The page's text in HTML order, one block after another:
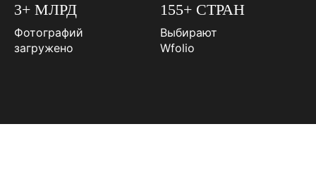
3+ МЛРД
Фотографий
загружено
155+ СТРАН
Выбирают
Wfolio